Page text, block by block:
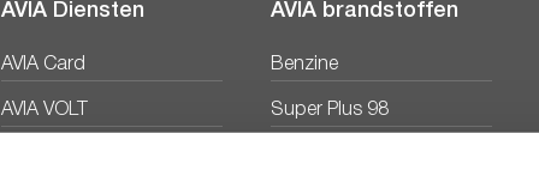
AVIA Diensten
AVIA Card
AVIA VOLT
AVIA brandstoffen
Benzine
Super Plus 98